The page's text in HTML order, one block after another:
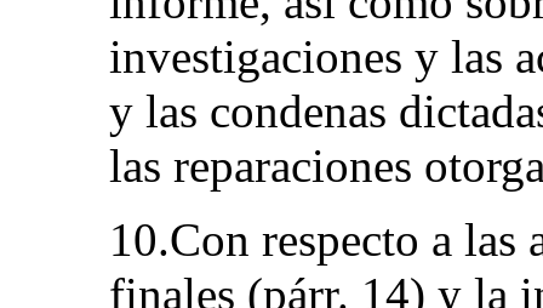
investigaciones y las
y las condenas
las reparaciones
10.Con respecto a las
finales (párr. 14) y la